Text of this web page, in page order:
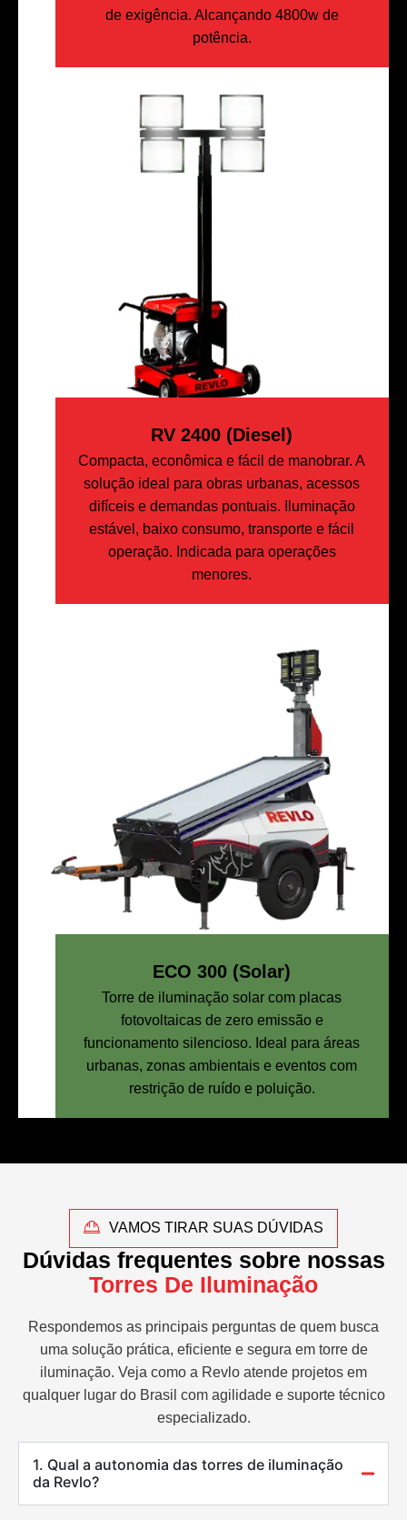
de exigência. Alcançando 4800w de
potência.
RV 2400 (Diesel)
Compacta, econômica e fácil de manobrar. A
solução ideal para obras urbanas, acessos
difíceis e demandas pontuais. Iluminação
estável, baixo consumo, transporte e fácil
operação. Indicada para operações
menores.
ECO 300 (Solar)
Torre de iluminação solar com placas
fotovoltaicas de zero emissão e
funcionamento silencioso. Ideal para áreas
urbanas, zonas ambientais e eventos com
restrição de ruído e poluição.
VAMOS TIRAR SUAS DÚVIDAS
Dúvidas frequentes sobre nossas
Torres De Iluminação
Respondemos as principais perguntas de quem busca
uma solução prática, eficiente e segura em torre de
iluminação. Veja como a Revlo atende projetos em
qualquer lugar do Brasil com agilidade e suporte técnico
especializado.
1. Qual a autonomia das torres de iluminação
da Revlo?